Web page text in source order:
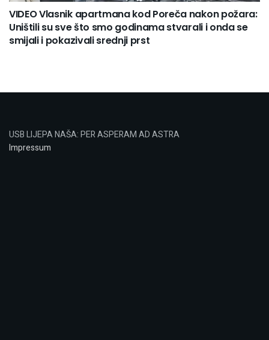
VIDEO Vlasnik apartmana kod Poreča nakon požara:
Uništili su sve što smo godinama stvarali i onda se
smijali i pokazivali srednji prst
USB LIJEPA NAŠA: PER ASPERAM AD ASTRA
Impressum